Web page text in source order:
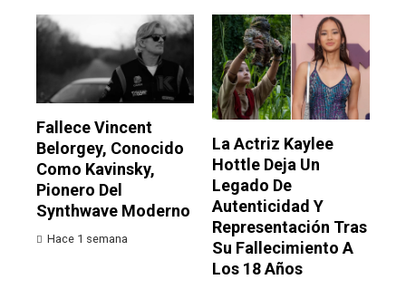
Fallece Vincent
Belorgey, Conocido
Como Kavinsky,
Pionero Del
Synthwave Moderno
Hace 1 semana
La Actriz Kaylee
Hottle Deja Un
Legado De
Autenticidad Y
Representación Tras
Su Fallecimiento A
Los 18 Años